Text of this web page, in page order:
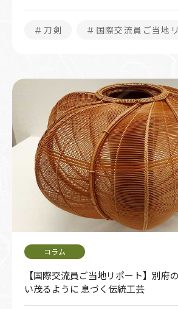
＃刀剣 ＃国際交流員ご当地
【国際交流員ご当地リポート】別府
い茂るように 息づく伝統工芸